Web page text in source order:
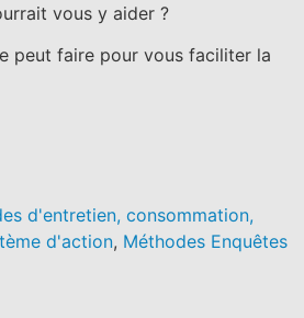
vous y aider ?
peut faire pour vous faciliter la
d'entretien, consommation,
d'action, Méthodes Enquêtes